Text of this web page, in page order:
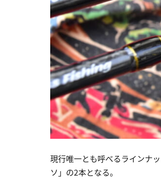
現行唯一とも呼べるラインナ
ソ」の2本となる。